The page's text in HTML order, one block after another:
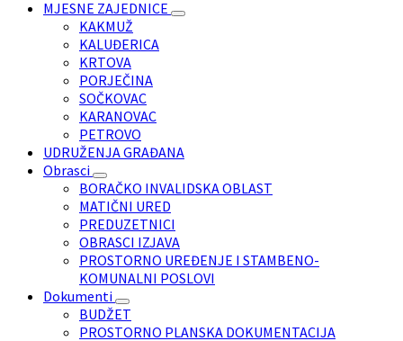
MJESNE ZAJEDNICE
KAKMUŽ
KALUĐERICA
KRTOVA
PORJEČINA
SOČKOVAC
KARANOVAC
PETROVO
UDRUŽENJA GRAĐANA
Obrasci
BORAČKO INVALIDSKA OBLAST
MATIČNI URED
PREDUZETNICI
OBRASCI IZJAVA
PROSTORNO UREĐENJE I STAMBENO-
KOMUNALNI POSLOVI
Dokumenti
BUDŽET
PROSTORNO PLANSKA DOKUMENTACIJA